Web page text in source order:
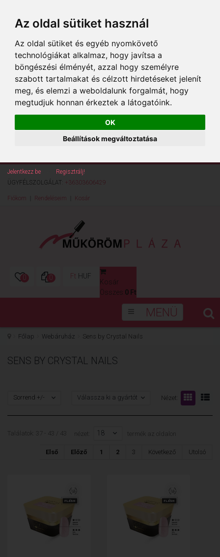
Az oldal sütiket használ
Az oldal sütiket és egyéb nyomkövető
technológiákat alkalmaz, hogy javítsa a
böngészési élményét, azzal hogy személyre
szabott tartalmakat és célzott hirdetéseket jelenít
meg, és elemzi a weboldalunk forgalmát, hogy
megtudjuk honnan érkeztek a látogatóink.
OK
Beállítások megváltoztatása
Jelentkezz be
Regisztrálj!
ÜGYFÉLSZOLGÁLAT: +36303606429
Fiókom Rendeléseim Kosár
0 0 Ft HUF
Kosár
Összes: 0 Ft
MENÜ
Főlap Webáruház Sens by Crystal Nails
SENS BY CRYSTAL NAILS
Nézet:
Sorrend +/- Válassza ki a gyártót
Találatok: 37 - 43 / 43 nézet: 18 termék az oldalon
Első Előző 1 2 3 Következő Utolsó